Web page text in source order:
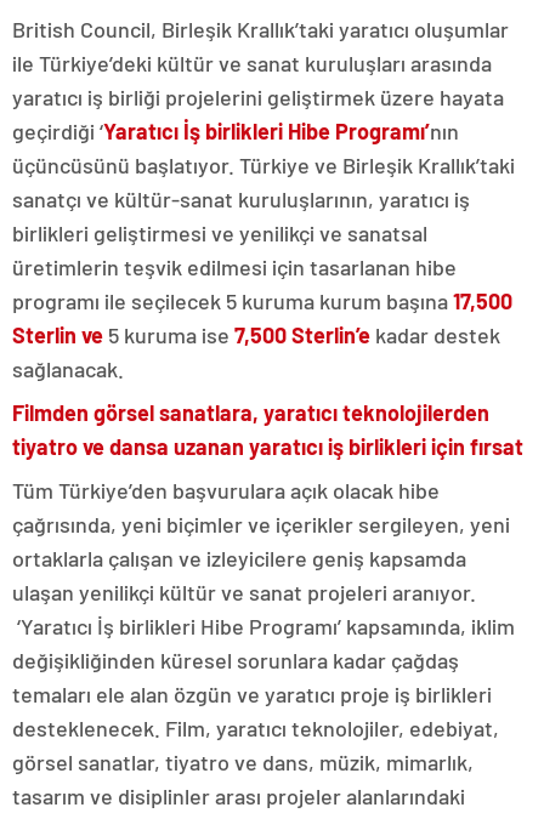
British Council, Birleşik Krallık’taki yaratıcı oluşumlar
ile Türkiye’deki kültür ve sanat kuruluşları arasında
yaratıcı iş birliği projelerini geliştirmek üzere hayata
geçirdiği ‘Yaratıcı İş birlikleri Hibe Programı’nın
üçüncüsünü başlatıyor. Türkiye ve Birleşik Krallık’taki
sanatçı ve kültür-sanat kuruluşlarının, yaratıcı iş
birlikleri geliştirmesi ve yenilikçi ve sanatsal
üretimlerin teşvik edilmesi için tasarlanan hibe
programı ile seçilecek 5 kuruma kurum başına17,500
Sterlin ve 5 kuruma ise 7,500 Sterlin’e kadar destek
sağlanacak.
Filmden görsel sanatlara, yaratıcı teknolojilerden
tiyatro ve dansa uzanan yaratıcı iş birlikleri için fırsat
Tüm Türkiye’den başvurulara açık olacak hibe
çağrısında, yeni biçimler ve içerikler sergileyen, yeni
ortaklarla çalışan ve izleyicilere geniş kapsamda
ulaşan yenilikçi kültür ve sanat projeleri aranıyor.
‘Yaratıcı İş birlikleri Hibe Programı’ kapsamında, iklim
değişikliğinden küresel sorunlara kadar çağdaş
temaları ele alan özgün ve yaratıcı proje iş birlikleri
desteklenecek. Film, yaratıcı teknolojiler, edebiyat,
görsel sanatlar, tiyatro ve dans, müzik, mimarlık,
tasarım ve disiplinler arası projeler alanlarındaki